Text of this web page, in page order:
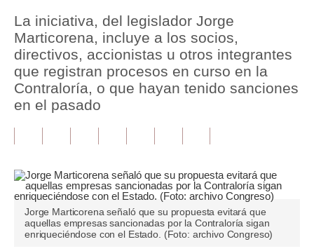
Política
Tu Dinero
Finanzas Personales
Inmobiliarias
Plus G
Editorial
Pregunta de hoy
Blogs
La iniciativa, del legislador Jorge
Marticorena, incluye a los socios,
directivos, accionistas u otros integrantes
que registran procesos en curso en la
Contraloría, o que hayan tenido sanciones
en el pasado
Jorge Marticorena señaló que su propuesta evitará que
aquellas empresas sancionadas por la Contraloría sigan
enriqueciéndose con el Estado. (Foto: archivo Congreso)